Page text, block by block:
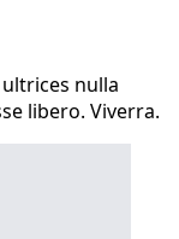
nulla
libero. Viverra.